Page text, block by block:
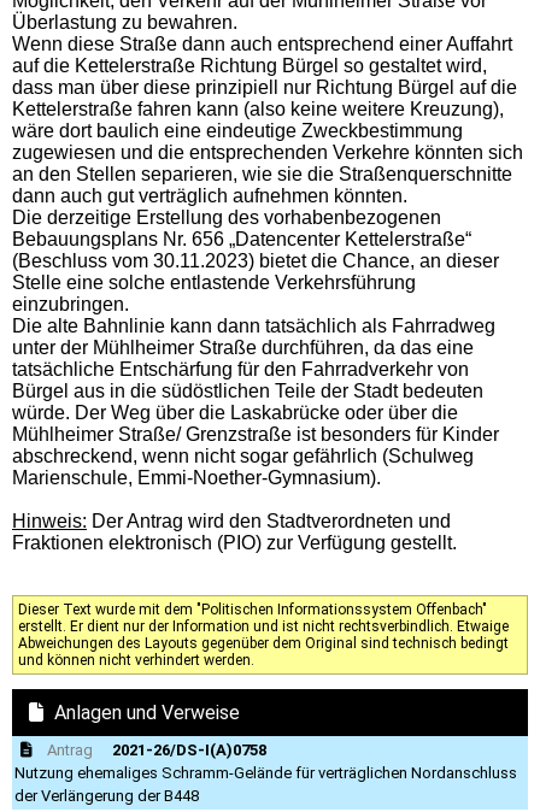
Überlastung zu bewahren.
Wenn diese Straße dann auch entsprechend einer Auffahrt
auf die Kettelerstraße Richtung Bürgel so gestaltet wird,
dass man über diese prinzipiell nur Richtung Bürgel auf die
Kettelerstraße fahren kann (also keine weitere Kreuzung),
wäre dort baulich eine eindeutige Zweckbestimmung
zugewiesen und die entsprechenden Verkehre könnten sich
an den Stellen separieren, wie sie die Straßenquerschnitte
dann auch gut verträglich aufnehmen könnten.
Die derzeitige Erstellung des vorhabenbezogenen
Bebauungsplans Nr. 656 „Datencenter Kettelerstraße“
(Beschluss vom 30.11.2023) bietet die Chance, an dieser
Stelle eine solche entlastende Verkehrsführung
einzubringen.
Die alte Bahnlinie kann dann tatsächlich als Fahrradweg
unter der Mühlheimer Straße durchführen, da das eine
tatsächliche Entschärfung für den Fahrradverkehr von
Bürgel aus in die südöstlichen Teile der Stadt bedeuten
würde. Der Weg über die Laskabrücke oder über die
Mühlheimer Straße/ Grenzstraße ist besonders für Kinder
abschreckend, wenn nicht sogar gefährlich (Schulweg
Marienschule, Emmi-Noether-Gymnasium).
Hinweis: Der Antrag wird den Stadtverordneten und
Fraktionen elektronisch (PIO) zur Verfügung gestellt.
Dieser Text wurde mit dem "Politischen Informationssystem Offenbach"
erstellt. Er dient nur der Information und ist nicht rechtsverbindlich. Etwaige
Abweichungen des Layouts gegenüber dem Original sind technisch bedingt
und können nicht verhindert werden.
Anlagen und Verweise
Antrag
2021-26/DS-I(A)0758
Nutzung ehemaliges Schramm-Gelände für verträglichen Nordanschluss
der Verlängerung der B448